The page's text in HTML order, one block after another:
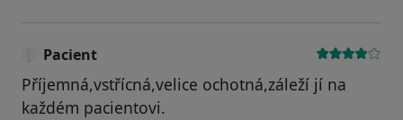
Pacient
Příjemná,vstřícná,velice ochotná,záleží jí na
každém pacientovi.